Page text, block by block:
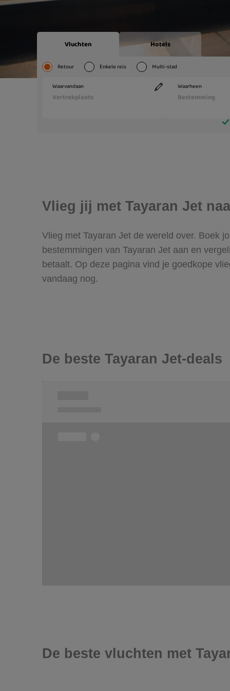
Vlieg jij met Tayaran Jet
Vlieg met Tayaran Jet de wereld over. Boek
bestemmingen van Tayaran Jet aan en
betaalt. Op deze pagina vind je goedkope
vandaag nog.
De beste Tayaran Jet-deals
De beste vluchten met